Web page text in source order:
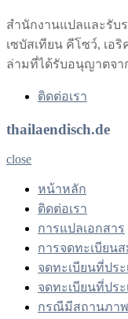
สำนักงานแปลและรับ
เซบัสเทียน คีโซว์, เ
ล่ามที่ได้รับอนุญาตจา
ติดต่อเรา
thailaendisch.de
close
หน้าหลัก
ติดต่อเรา
การแปลเอกสาร
การจดทะเบียน
จดทะเบียนที่ประ
จดทะเบียนที่ปร
กรณีมีสถานภา